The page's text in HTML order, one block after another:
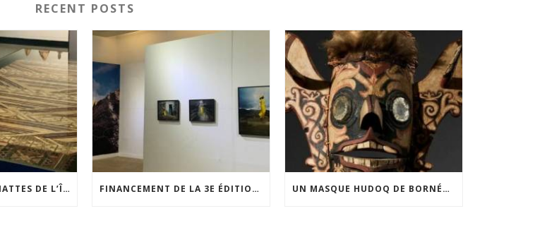
RECENT POSTS
UN ENSEMBLE DE NATTES DE L’ÎLE DE WAIGEO RESTAURÉ GRÂCE AU SOUTIEN DU CERCLE LÉVI-STRAUSS FINANCEMENT DE LA 3E ÉDITION DE L’EXPOSITION DU PRIX POUR LA PHOTOGRAPHIE PAR LE CERCLE POUR LA PHOTOGRAPHIE ET L’ART CONTEMPORAIN UN MASQUE HUDOQ DE BORNÉO ACQUIS GRÂCE AU SOUTIEN DU CERCLE LÉVI-STRAUSS